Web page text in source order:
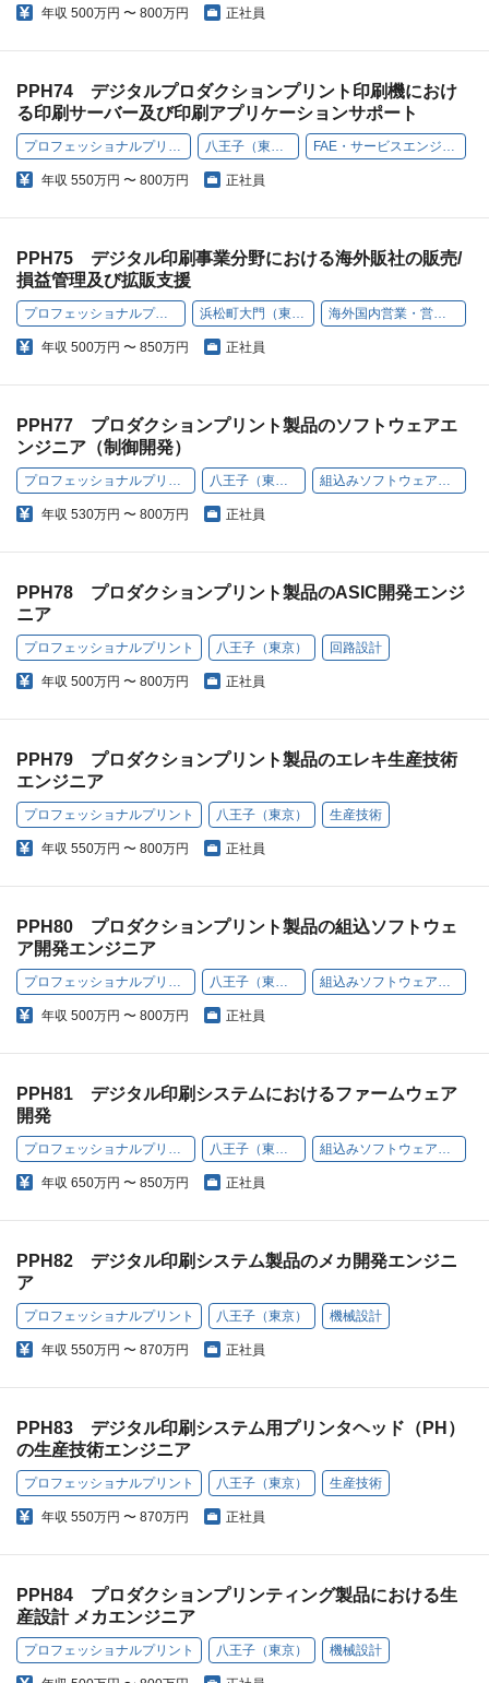
年収 500万円 〜 800万円 正社員
PPH74 デジタルプロダクションプリント印刷機におけ
る印刷サーバー及び印刷アプリケーションサポート
プロフェッショナルプリント 八王子（東京） FAE・サービスエンジニア
年収 550万円 〜 800万円 正社員
PPH75 デジタル印刷事業分野における海外販社の販売/
損益管理及び拡販支援
プロフェッショナルプリント 浜松町大門（東京） 海外国内営業・営業推進
年収 500万円 〜 850万円 正社員
PPH77 プロダクションプリント製品のソフトウェアエ
ンジニア（制御開発）
プロフェッショナルプリント 八王子（東京） 組込みソフトウェア開発
年収 530万円 〜 800万円 正社員
PPH78 プロダクションプリント製品のASIC開発エンジ
ニア
プロフェッショナルプリント 八王子（東京） 回路設計
年収 500万円 〜 800万円 正社員
PPH79 プロダクションプリント製品のエレキ生産技術
エンジニア
プロフェッショナルプリント 八王子（東京） 生産技術
年収 550万円 〜 800万円 正社員
PPH80 プロダクションプリント製品の組込ソフトウェ
ア開発エンジニア
プロフェッショナルプリント 八王子（東京） 組込みソフトウェア開発
年収 500万円 〜 800万円 正社員
PPH81 デジタル印刷システムにおけるファームウェア
開発
プロフェッショナルプリント 八王子（東京） 組込みソフトウェア開発
年収 650万円 〜 850万円 正社員
PPH82 デジタル印刷システム製品のメカ開発エンジニ
ア
プロフェッショナルプリント 八王子（東京） 機械設計
年収 550万円 〜 870万円 正社員
PPH83 デジタル印刷システム用プリンタヘッド（PH）
の生産技術エンジニア
プロフェッショナルプリント 八王子（東京） 生産技術
年収 550万円 〜 870万円 正社員
PPH84 プロダクションプリンティング製品における生
産設計 メカエンジニア
プロフェッショナルプリント 八王子（東京） 機械設計